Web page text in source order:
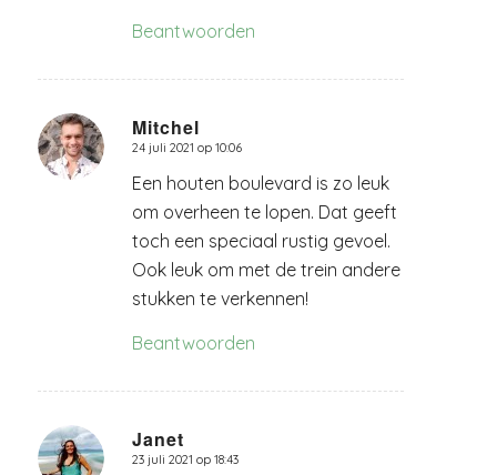
Beantwoorden
Mitchel
zegt:
24 juli 2021 op 10:06
Een houten boulevard is zo leuk
om overheen te lopen. Dat geeft
toch een speciaal rustig gevoel.
Ook leuk om met de trein andere
stukken te verkennen!
Beantwoorden
Janet
zegt:
23 juli 2021 op 18:43